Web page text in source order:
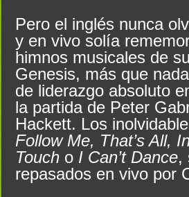
Pero el inglés nunca
y en vivo solía
himnos musicales de
Genesis, más que
de liderazgo absoluto
la partida de Peter
Hackett. Los
Follow Me, That’s All,
Touch o I Can’t Dance,
repasados en vivo por